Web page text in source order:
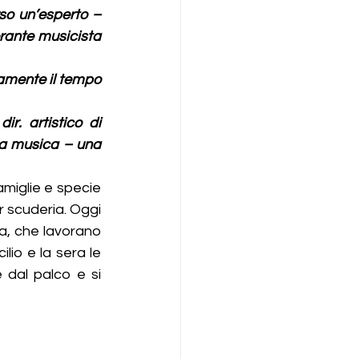
un’esperto –
musicista
il tempo
artistico di
musica – una
e specie
scuderia. Oggi
che lavorano
e la sera le
dal palco e si